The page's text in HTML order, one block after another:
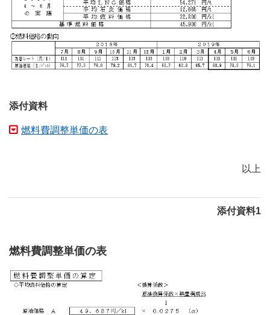
添付資料
燃料費調整単価の表
以上
添付資料1
燃料費調整単価の表